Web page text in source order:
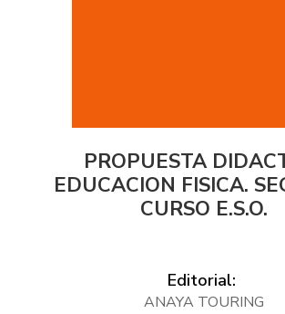
PROPUESTA
EDUCACION FISICA.
CURSO E.S.O.
Editorial:
ANAYA TOURING